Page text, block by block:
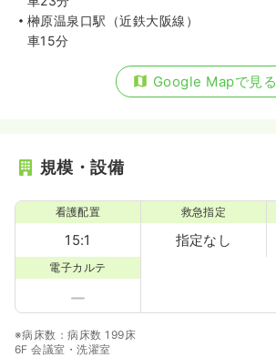
榊原温泉口駅（近鉄大阪線）
車15分
Google Mapで見る
規模・設備
看護配置
15:1
救急指定
指定なし
電子カルテ
※病床数：病床数 199床
6F 会議室・洗濯室